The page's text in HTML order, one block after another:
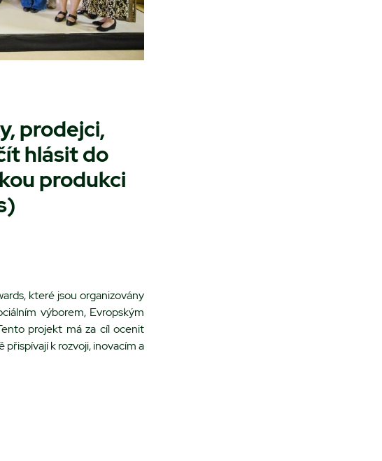
prodejci,
hlásit do
produkci
které jsou organizovány
výborem, Evropským
projekt má za cíl ocenit
k rozvoji, inovacím a